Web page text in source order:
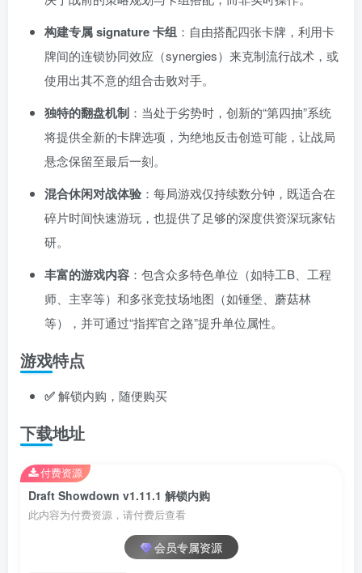
构建专属 signature 卡组 ：自由搭配四张卡牌，利用卡
牌间的连锁协同效应（synergies）来克制流行战术，或
使用出其不意的组合击败对手。
独特的翻盘机制 ：当处于劣势时，创新的“第四抽”系统
将提供全新的卡牌选项，为绝地反击创造可能，让战局
悬念保留至最后一刻。
混合休闲对战体验：每局游戏仅持续数分钟，既适合在
碎片时间快速游玩，也提供了足够的深度供资深玩家钻
研。
丰富的游戏内容 ：包含众多特色单位（如特工B、工程
师、主宰等）和多张竞技场地图（如锤堡、蘑菇林
等）
，并可通过“指挥官之路”提升单位属性。
游戏特点
✅解锁内购，随便购买
下载地址
Draft Showdown v1.11.1 解锁内购
此内容为付费资源，请付费后查看
会员专属资源
付费资源